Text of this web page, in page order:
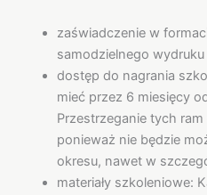
zaświadczenie w
samodzielnego
dostęp do nagrania
mieć przez 6 miesięcy
Przestrzeganie tych
ponieważ nie będzie
okresu, nawet w
materiały szkoleniowe: